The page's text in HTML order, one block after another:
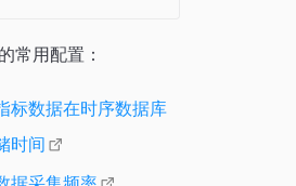
常用配置：
标数据在时序数据库
时间